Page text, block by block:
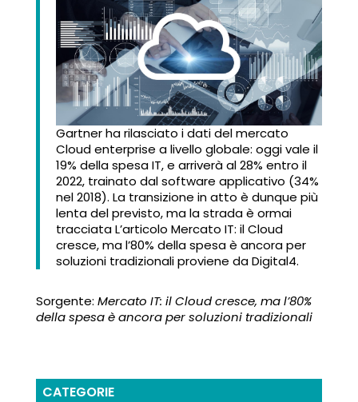
Gartner ha rilasciato i dati del mercato
Cloud enterprise a livello globale: oggi vale il
19% della spesa IT, e arriverà al 28% entro il
2022, trainato dal software applicativo (34%
nel 2018). La transizione in atto è dunque più
lenta del previsto, ma la strada è ormai
tracciata L’articolo Mercato IT: il Cloud
cresce, ma l’80% della spesa è ancora per
soluzioni tradizionali proviene da Digital4.
Sorgente: Mercato IT: il Cloud cresce, ma l’80%
della spesa è ancora per soluzioni tradizionali
CATEGORIE